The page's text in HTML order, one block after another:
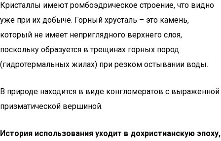
Кристаллы имеют ромбоэдрическое строение, что видно
уже при их добыче. Горный хрусталь – это камень,
который не имеет неприглядного верхнего слоя,
поскольку образуется в трещинах горных пород
(гидротермальных жилах) при резком остывании воды.
В природе находится в виде конгломератов с выраженной
призматической вершиной.
История использования уходит в дохристианскую эпоху,